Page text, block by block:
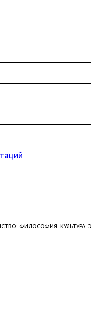
ФИЛОСОФИЯ. КУЛЬТУРА.